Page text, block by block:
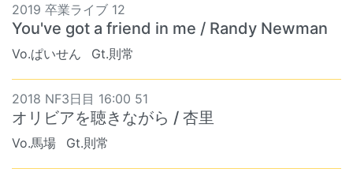
2019 卒業ライブ 12
You've got a friend in me / Randy Newman
Vo.ぱいせん Gt.則常
2018 NF3日目 16:00 51
オリビアを聴きながら / 杏里
Vo.馬場 Gt.則常